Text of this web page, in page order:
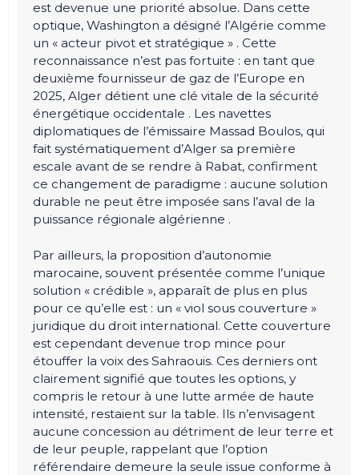
est devenue une priorité absolue. Dans cette
optique, Washington a désigné l’Algérie comme
un « acteur pivot et stratégique » . Cette
reconnaissance n’est pas fortuite : en tant que
deuxième fournisseur de gaz de l’Europe en
2025, Alger détient une clé vitale de la sécurité
énergétique occidentale . Les navettes
diplomatiques de l’émissaire Massad Boulos, qui
fait systématiquement d’Alger sa première
escale avant de se rendre à Rabat, confirment
ce changement de paradigme : aucune solution
durable ne peut être imposée sans l’aval de la
puissance régionale algérienne .
Par ailleurs, la proposition d’autonomie
marocaine, souvent présentée comme l’unique
solution « crédible », apparaît de plus en plus
pour ce qu’elle est : un « viol sous couverture »
juridique du droit international. Cette couverture
est cependant devenue trop mince pour
étouffer la voix des Sahraouis. Ces derniers ont
clairement signifié que toutes les options, y
compris le retour à une lutte armée de haute
intensité, restaient sur la table. Ils n’envisagent
aucune concession au détriment de leur terre et
de leur peuple, rappelant que l’option
référendaire demeure la seule issue conforme à